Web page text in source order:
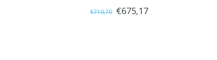
€710,70 €675,17